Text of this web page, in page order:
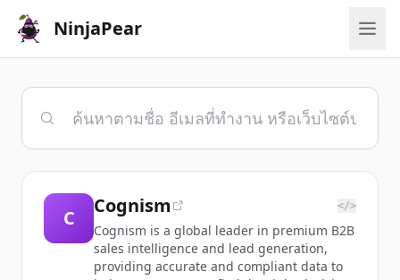
NinjaPear
C
Cognism </>
Cognism is a global leader in premium B2B
sales intelligence and lead generation,
providing accurate and compliant data to